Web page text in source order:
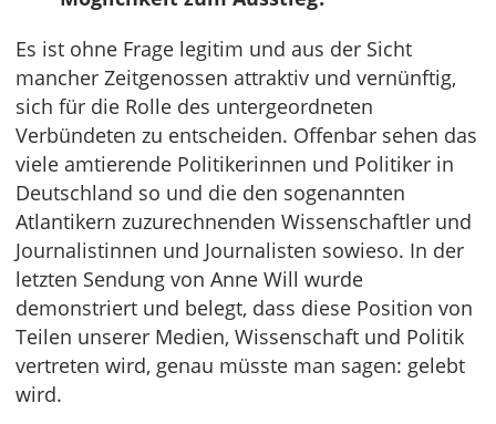
Es ist ohne Frage legitim und aus der Sicht
mancher Zeitgenossen attraktiv und vernünftig,
sich für die Rolle des untergeordneten
Verbündeten zu entscheiden. Offenbar sehen das
viele amtierende Politikerinnen und Politiker in
Deutschland so und die den sogenannten
Atlantikern zuzurechnenden Wissenschaftler und
Journalistinnen und Journalisten sowieso. In der
letzten Sendung von Anne Will wurde
demonstriert und belegt, dass diese Position von
Teilen unserer Medien, Wissenschaft und Politik
vertreten wird, genau müsste man sagen: gelebt
wird.